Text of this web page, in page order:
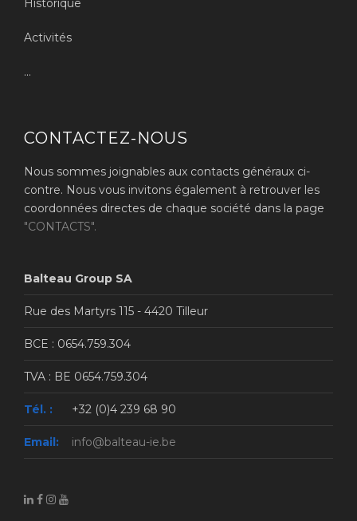
Historique
Activités
...
CONTACTEZ-NOUS
Nous sommes joignables aux contacts généraux ci-
contre. Nous vous invitons également à retrouver les
coordonnées directes de chaque société dans la page
"CONTACTS".
Balteau Group SA
Rue des Martyrs 115 - 4420 Tilleur
BCE : 0654.759.304
TVA : BE 0654.759.304
Tél. : +32 (0)4 239 68 90
Email: info@balteau-ie.be